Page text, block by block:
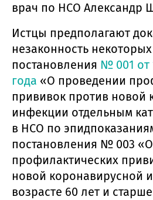
врач по НСО Александр
Истцы предполагают
незаконность
постановления № 001 от
года «О проведении
прививок против новой
инфекции отдельным
в НСО по
постановления № 003
профилактических
новой коронавирусной
возрасте 60 лет и